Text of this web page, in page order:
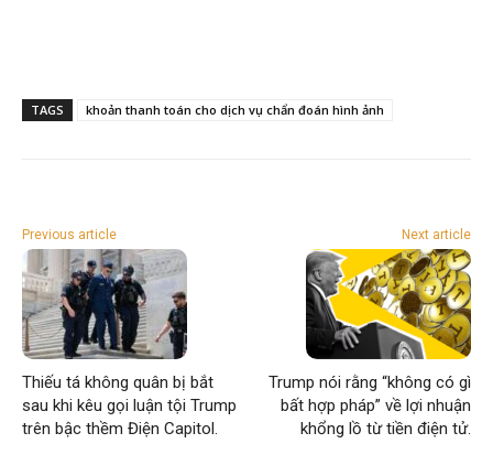
TAGS khoản thanh toán cho dịch vụ chẩn đoán hình ảnh
Previous article
Thiếu tá không quân bị bắt
sau khi kêu gọi luận tội Trump
trên bậc thềm Điện Capitol.
Next article
Trump nói rằng “không có gì
bất hợp pháp” về lợi nhuận
khổng lồ từ tiền điện tử.